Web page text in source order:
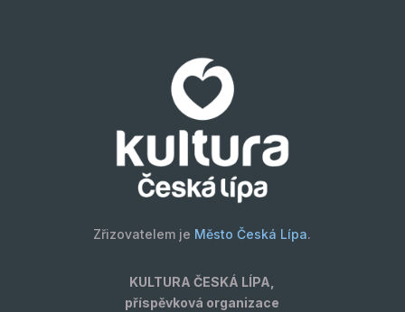
Zřizovatelem je Město Česká Lípa.
KULTURA ČESKÁ LÍPA,
příspěvková organizace